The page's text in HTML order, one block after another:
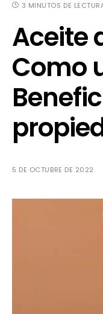
3 MINUTOS DE
Aceite
Como
5 DE OCTUBRE DE 2022